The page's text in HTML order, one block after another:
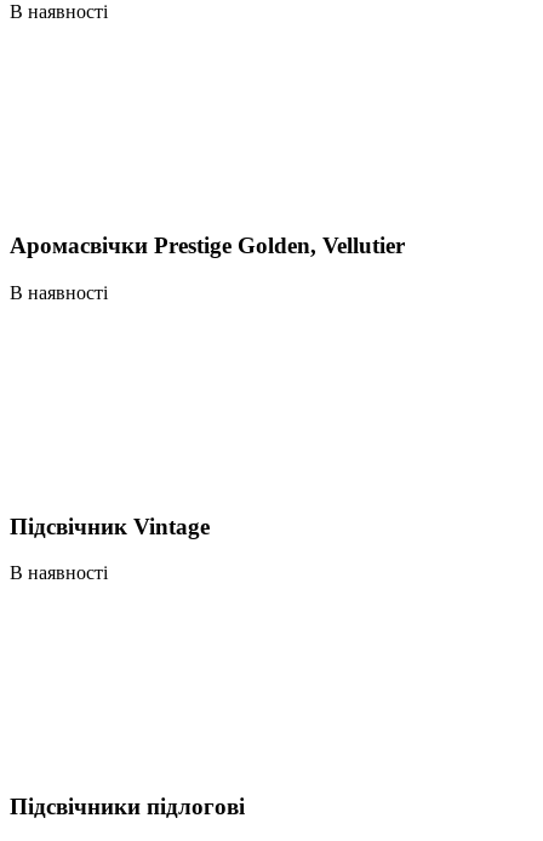
В наявності
Аромасвічки Prestige Golden, Vellutier
В наявності
Підсвічник Vintage
В наявності
Підсвічники підлогові